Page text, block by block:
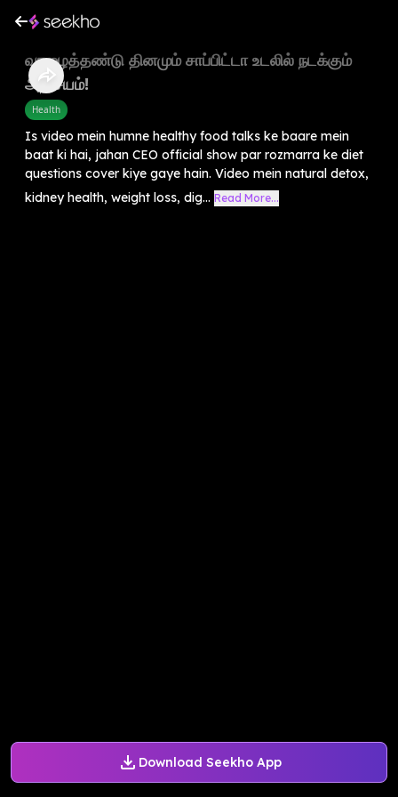
Download Seekho App
வாழைத்தண்டு தினமும் சாப்பிட்டா உடலில் நடக்கும்
அதிசயம்!
Health
Is video mein humne healthy food talks ke baare mein
baat ki hai, jahan CEO official show par rozmarra ke diet
questions cover kiye gaye hain. Video mein natural detox,
kidney health, weight loss, dig... Read More...